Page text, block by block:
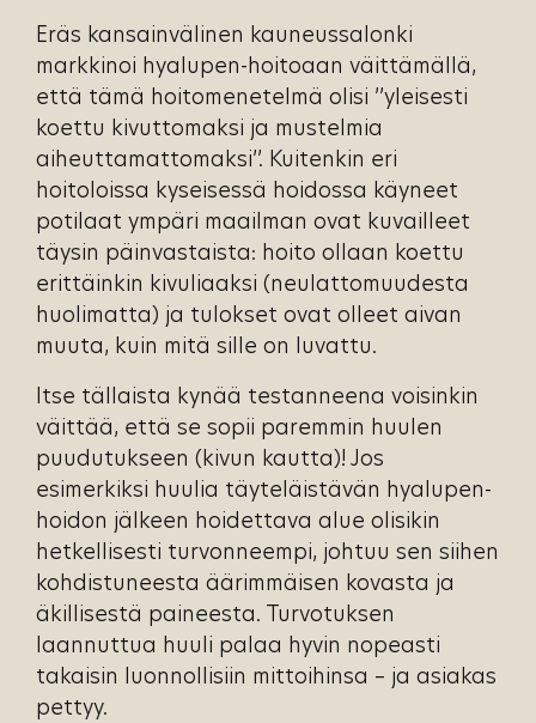
Eräs kansainvälinen kauneussalonki
markkinoi hyalupen-hoitoaan väittämällä,
että tämä hoitomenetelmä olisi ’’yleisesti
koettu kivuttomaksi ja mustelmia
aiheuttamattomaksi’’. Kuitenkin eri
hoitoloissa kyseisessä hoidossa käyneet
potilaat ympäri maailman ovat kuvailleet
täysin päinvastaista: hoito ollaan koettu
erittäinkin kivuliaaksi (neulattomuudesta
huolimatta) ja tulokset ovat olleet aivan
muuta, kuin mitä sille on luvattu.
Itse tällaista kynää testanneena voisinkin
väittää, että se sopii paremmin huulen
puudutukseen (kivun kautta)! Jos
esimerkiksi huulia täyteläistävän hyalupen-
hoidon jälkeen hoidettava alue olisikin
hetkellisesti turvonneempi, johtuu sen siihen
kohdistuneesta äärimmäisen kovasta ja
äkillisestä paineesta. Turvotuksen
laannuttua huuli palaa hyvin nopeasti
takaisin luonnollisiin mittoihinsa – ja asiakas
pettyy.